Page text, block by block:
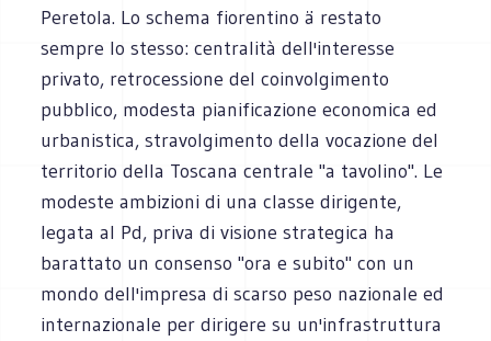
Peretola. Lo schema fiorentino ä restato
sempre lo stesso: centralità dell'interesse
privato, retrocessione del coinvolgimento
pubblico, modesta pianificazione economica ed
urbanistica, stravolgimento della vocazione del
territorio della Toscana centrale "a tavolino". Le
modeste ambizioni di una classe dirigente,
legata al Pd, priva di visione strategica ha
barattato un consenso "ora e subito" con un
mondo dell'impresa di scarso peso nazionale ed
internazionale per dirigere su un'infrastruttura